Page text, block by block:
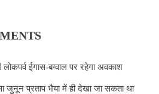
ईगास-बग्वाल पर रहेगा अवकाश
जुनून प्रताप भैया में ही देखा जा सकता था